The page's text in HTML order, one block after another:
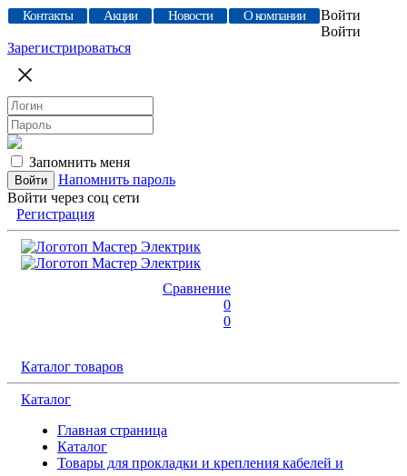
Контакты Акции Новости О компании
Войти
Войти
Зарегистрироваться
Запомнить меня
Напомнить пароль
Войти через соц сети
Регистрация
Сравнение
0
0
Каталог товаров
Каталог
Главная страница
Каталог
Товары для прокладки и крепления кабелей и